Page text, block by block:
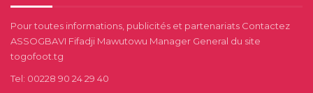
Pour toutes informations, publicités et partenariats Contactez
ASSOGBAVI Fifadji Mawutowu Manager General du site
togofoot.tg
Tel: 00228 90 24 29 40